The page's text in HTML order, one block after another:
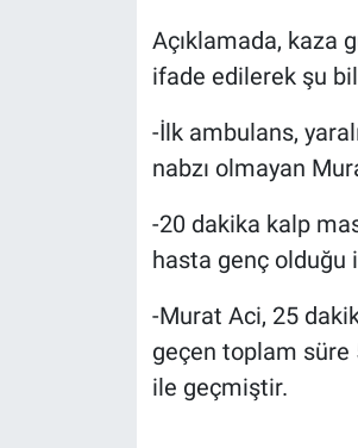
Açıklamada, kaza
ifade edilerek şu
-İlk ambulans,
nabzı olmayan
-20 dakika kalp
hasta genç olduğu
-Murat Aci, 25
geçen toplam süre
ile geçmiştir.
Teknoloji